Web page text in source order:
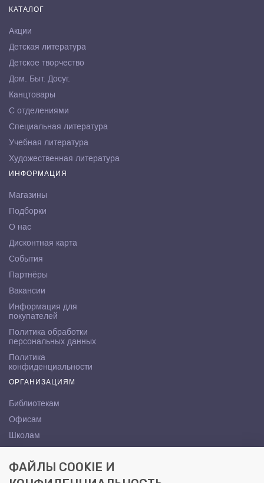
КАТАЛОГ
Акции
Детская литература
Детское творчество
Дом. Быт. Досуг.
Канцтовары
С отделениями
Специальная литература
Учебная литература
Художественная литература
ИНФОРМАЦИЯ
Магазины
Подборки
О нас
Дисконтная карта
События
Партнёры
Вакансии
Информация для
покупателей
Политика обработки
персональных данных
Политика
конфиденциальности
ОРГАНИЗАЦИЯМ
Библиотекам
Офисам
Школам
КОНТАКТЫ
ФАЙЛЫ COOKIE И